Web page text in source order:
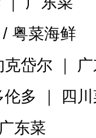
粤菜海鲜
岱尔 ｜ 广
多 ｜ 四川
东菜